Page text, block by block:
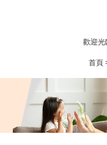
歡迎光
首頁